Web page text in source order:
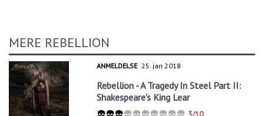
MERE REBELLION
ANMELDELSE 25. jan 2018
Rebellion - A Tragedy In Steel Part II:
Shakespeare's King Lear